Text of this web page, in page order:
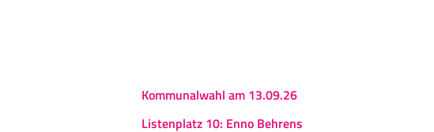
Kommunalwahl am 13.09.26
Listenplatz 10: Enno Behrens